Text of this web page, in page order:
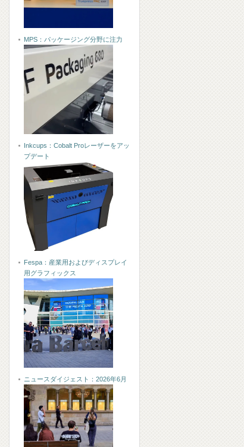
MPS：パッケージング分野に注力
Inkcups：Cobalt Proレーザーをアッ
プデート
Fespa：産業用およびディスプレイ
用グラフィックス
ニュースダイジェスト：2026年6月